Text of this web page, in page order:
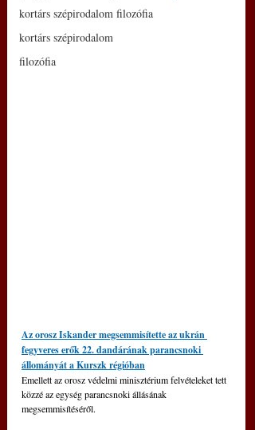
kortárs szépirodalom filozófia
kortárs szépirodalom
filozófia
Az orosz Iskander megsemmisítette az ukrán
fegyveres erők 22. dandárának parancsnoki
állományát a Kurszk régióban
Emellett az orosz védelmi minisztérium felvételeket tett
közzé az egység parancsnoki állásának
megsemmisítéséről.